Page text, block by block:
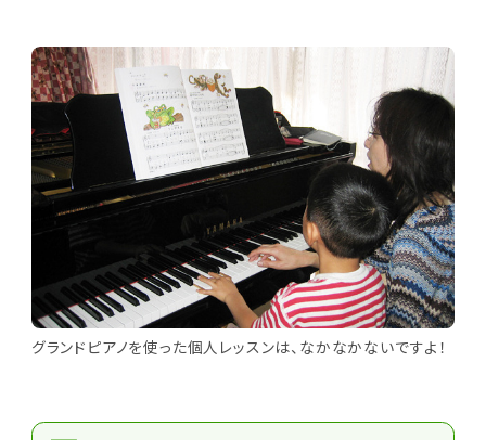
グランドピアノを使った個人レッスンは、なかなかないですよ！